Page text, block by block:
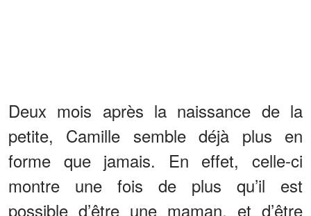
Deux mois après la naissance de la
petite, Camille semble déjà plus en
forme que jamais. En effet, celle-ci
montre une fois de plus qu’il est
possible d’être une maman, et d’être